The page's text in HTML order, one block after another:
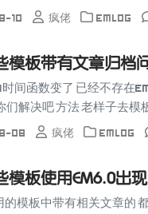
10 疯佬 Emlog
模板带有文章归档
时间函数变了 已经不存在
们解决吧 方法 老样子去模
08 疯佬 Emlog
模板使用EM6.0出
的模板中带有相关文章的